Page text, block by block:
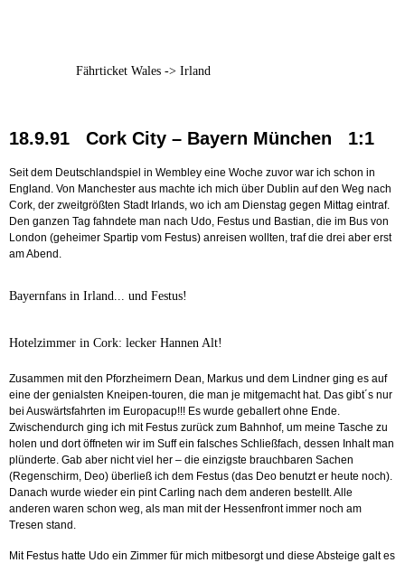
Fährticket Wales -> Irland
18.9.91 Cork City – Bayern München 1:1
Seit dem Deutschlandspiel in Wembley eine Woche zuvor war ich schon in
England. Von Manchester aus machte ich mich über Dublin auf den Weg nach
Cork, der zweitgrößten Stadt Irlands, wo ich am Dienstag gegen Mittag eintraf.
Den ganzen Tag fahndete man nach Udo, Festus und Bastian, die im Bus von
London (geheimer Spartip vom Festus) anreisen wollten, traf die drei aber erst
am Abend.
Bayernfans in Irland... und Festus!
Hotelzimmer in Cork: lecker Hannen Alt!
Zusammen mit den Pforzheimern Dean, Markus und dem Lindner ging es auf
eine der genialsten Kneipen-touren, die man je mitgemacht hat. Das gibt´s nur
bei Auswärtsfahrten im Europacup!!! Es wurde geballert ohne Ende.
Zwischendurch ging ich mit Festus zurück zum Bahnhof, um meine Tasche zu
holen und dort öffneten wir im Suff ein falsches Schließfach, dessen Inhalt man
plünderte. Gab aber nicht viel her – die einzigste brauchbaren Sachen
(Regenschirm, Deo) überließ ich dem Festus (das Deo benutzt er heute noch).
Danach wurde wieder ein pint Carling nach dem anderen bestellt. Alle
anderen waren schon weg, als man mit der Hessenfront immer noch am
Tresen stand.
Mit Festus hatte Udo ein Zimmer für mich mitbesorgt und diese Absteige galt es